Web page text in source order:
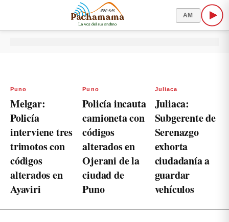
AM
Puno
Melgar:
Policía
interviene tres
trimotos con
códigos
alterados en
Ayaviri
Puno
Policía incauta
camioneta con
códigos
alterados en
Ojerani de la
ciudad de
Puno
Juliaca
Juliaca:
Subgerente de
Serenazgo
exhorta
ciudadanía a
guardar
vehículos